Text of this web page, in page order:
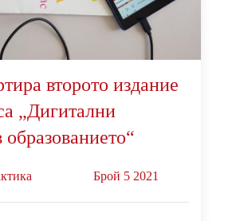
второто издание
„Дигитални
образованието“
Брой 5 2021